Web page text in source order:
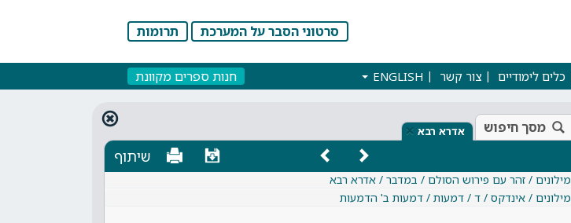
סרטוני הסבר על המערכת תרומות
כלים לימודיים צור קשר ENGLISH חנות ספרים מקוונת
מסך חיפוש אדרא רבא ×
שיתוף
מילונים / זהר עם פירוש הסולם / במדבר / אדרא רבא
מילונים / אינדקס / ד / דמעות / דמעות ב' הדמעות